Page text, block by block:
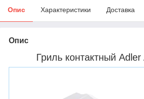
Опис Характеристики Доставка
Опис
Гриль контактный